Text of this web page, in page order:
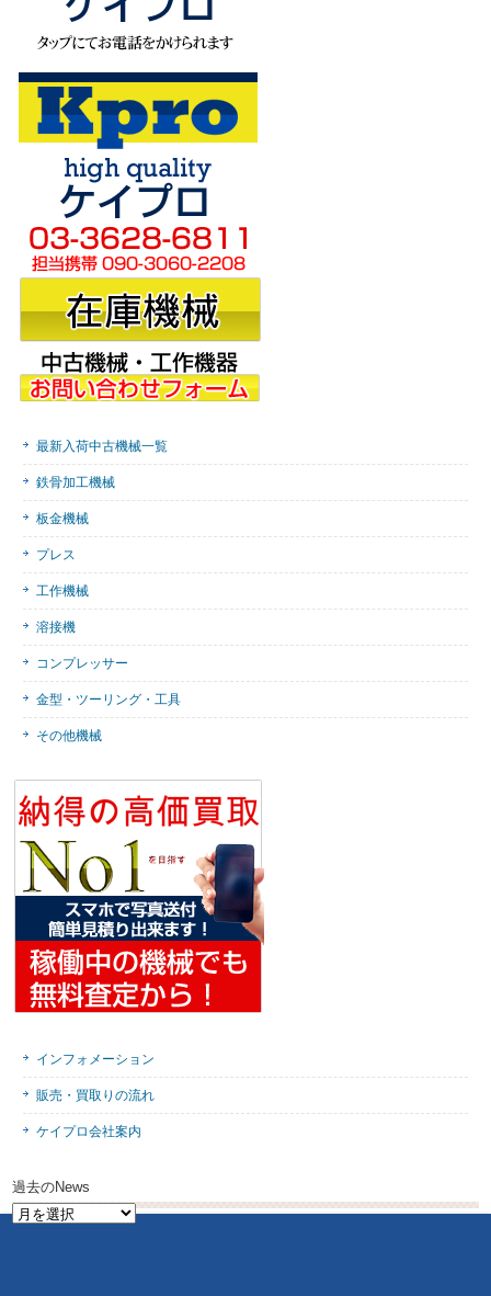
最新入荷中古機械一覧
鉄骨加工機械
板金機械
プレス
工作機械
溶接機
コンプレッサー
金型・ツーリング・工具
その他機械
インフォメーション
販売・買取りの流れ
ケイプロ会社案内
過去のNews
過